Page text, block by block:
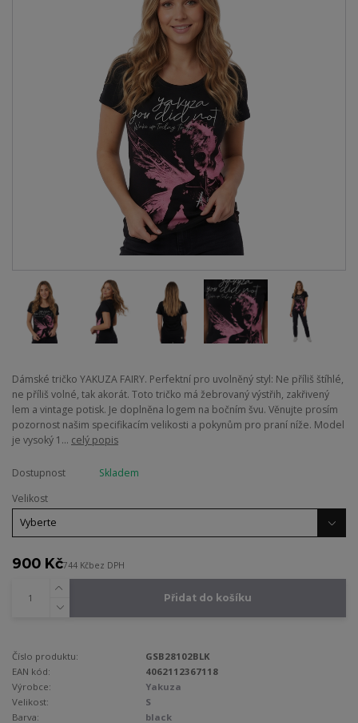
Dámské tričko YAKUZA FAIRY. Perfektní pro uvolněný styl: Ne příliš štíhlé,
ne příliš volné, tak akorát. Toto tričko má žebrovaný výstřih, zakřivený
lem a vintage potisk. Je doplněna logem na bočním švu. Věnujte prosím
pozornost našim specifikacím velikosti a pokynům pro praní níže. Model
je vysoký 1... celý popis
Dostupnost
Skladem
Velikost
900 Kč744 Kčbez DPH
Přidat do košíku
Číslo produktu:
GSB28102BLK
EAN kód:
4062112367118
Výrobce:
Yakuza
Velikost:
S
Barva:
black